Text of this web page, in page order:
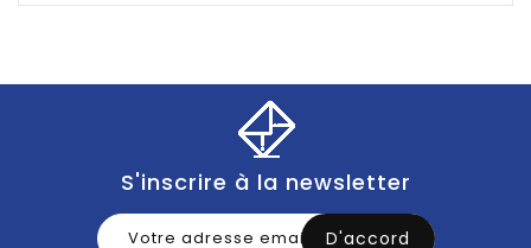
S'inscrire à la newsletter